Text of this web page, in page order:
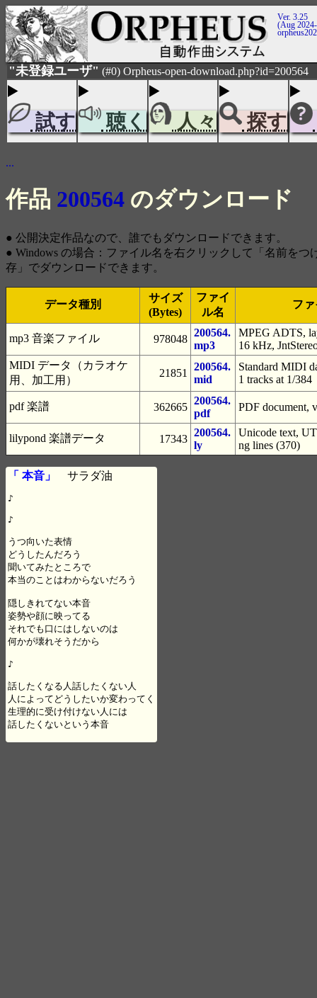
Ver. 3.25
(Aug
"未登録ユーザ" (#0) Orpheus-open-download.php?id=200564
試す 聴く 人々 探す
...
作品 200564 のダウンロード
● 公開決定作品なので、誰でもダウンロードできます。
● Windows の場合：ファイル名を右クリックして「名前をつ
存」でダウンロードできます。
データ種別
サイズ
(Bytes)
ファイ
ル名
フ
mp3 音楽ファイル 978048
200564.
mp3
MPEG ADTS,
16 kHz,
MIDI データ（カラオケ
用、加工用）
21851
200564.
mid
Standard MIDI
1 tracks at 1/384
pdf 楽譜 362665
200564.
pdf
PDF document,
lilypond 楽譜データ 17343
200564.
ly
Unicode text,
ng lines (370)
「 本音」 サラダ油
♪
♪
うつ向いた表情
どうしたんだろう
聞いてみたところで
本当のことはわからないだろう
隠しきれてない本音
姿勢や顔に映ってる
それでも口にはしないのは
何かが壊れそうだから
♪
話したくなる人話したくない人
人によってどうしたいか変わってく
生理的に受け付けない人には
話したくないという本音